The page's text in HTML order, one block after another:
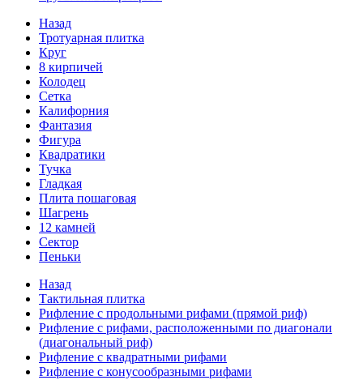
Назад
Тротуарная плитка
Круг
8 кирпичей
Колодец
Сетка
Калифорния
Фантазия
Фигура
Квадратики
Тучка
Гладкая
Плита пошаговая
Шагрень
12 камней
Сектор
Пеньки
Назад
Тактильная плитка
Рифление с продольными рифами (прямой риф)
Рифление с рифами, расположенными по диагонали
(диагональный риф)
Рифление с квадратными рифами
Рифление с конусообразными рифами